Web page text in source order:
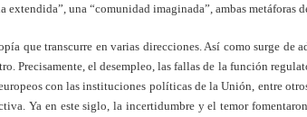
extendida”, una “comunidad imaginada”, ambas metáforas
que transcurre en varias direcciones. Así como surge de
Precisamente, el desempleo, las fallas de la función
con las instituciones políticas de la Unión, entre
Ya en este siglo, la incertidumbre y el temor